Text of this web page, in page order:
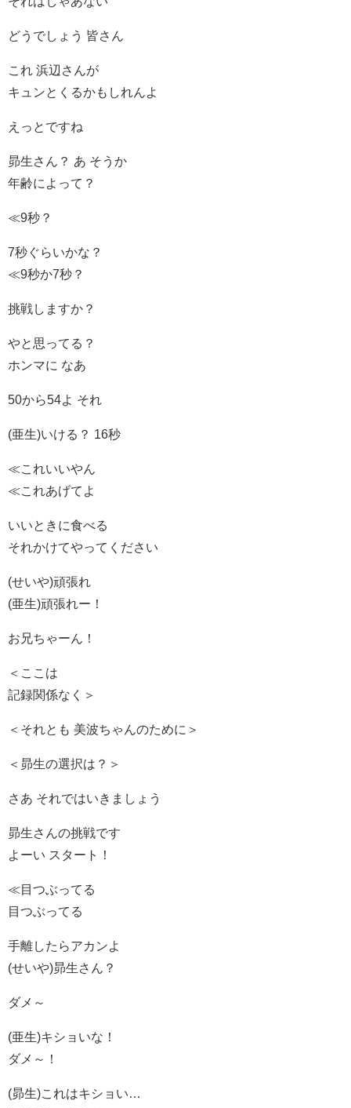
どうでしょう 皆さん
これ 浜辺さんが
キュンとくるかもしれんよ
えっとですね
昴生さん？ あ そうか
年齢によって？
≪9秒？
7秒ぐらいかな？
≪9秒か7秒？
挑戦しますか？
やと思ってる？
ホンマに なあ
50から54よ それ
(亜生)いける？ 16秒
≪これいいやん
≪これあげてよ
いいときに食べる
それかけてやってください
(せいや)頑張れ
(亜生)頑張れー！
お兄ちゃーん！
＜ここは
記録関係なく＞
＜それとも 美波ちゃんのために＞
＜昴生の選択は？＞
さあ それではいきましょう
昴生さんの挑戦です
よーい スタート！
≪目つぶってる
目つぶってる
手離したらアカンよ
(せいや)昴生さん？
ダメ～
(亜生)キショいな！
ダメ～！
(昴生)これはキショい…